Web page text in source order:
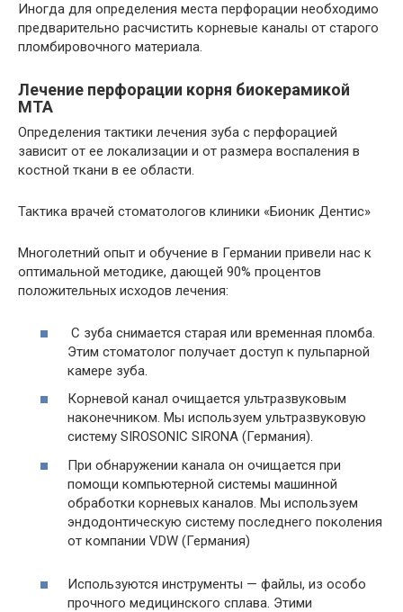
Иногда для определения места перфорации необходимо
предварительно расчистить корневые каналы от старого
пломбировочного материала.
Лечение перфорации корня биокерамикой
МТА
Определения тактики лечения зуба с перфорацией
зависит от ее локализации и от размера воспаления в
костной ткани в ее области.
Тактика врачей стоматологов клиники «Бионик Дентис»
Многолетний опыт и обучение в Германии привели нас к
оптимальной методике, дающей 90% процентов
положительных исходов лечения:
С зуба снимается старая или временная пломба.
Этим стоматолог получает доступ к пульпарной
камере зуба.
Корневой канал очищается ультразвуковым
наконечником. Мы используем ультразвуковую
систему SIROSONIC SIRONA (Германия).
При обнаружении канала он очищается при
помощи компьютерной системы машинной
обработки корневых каналов. Мы используем
эндодонтическую систему последнего поколения
от компании VDW (Германия)
Используются инструменты — файлы, из особо
прочного медицинского сплава. Этими